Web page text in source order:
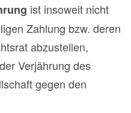
ist insoweit nicht
Zahlung bzw. deren
abzustellen,
Verjährung des
gegen den